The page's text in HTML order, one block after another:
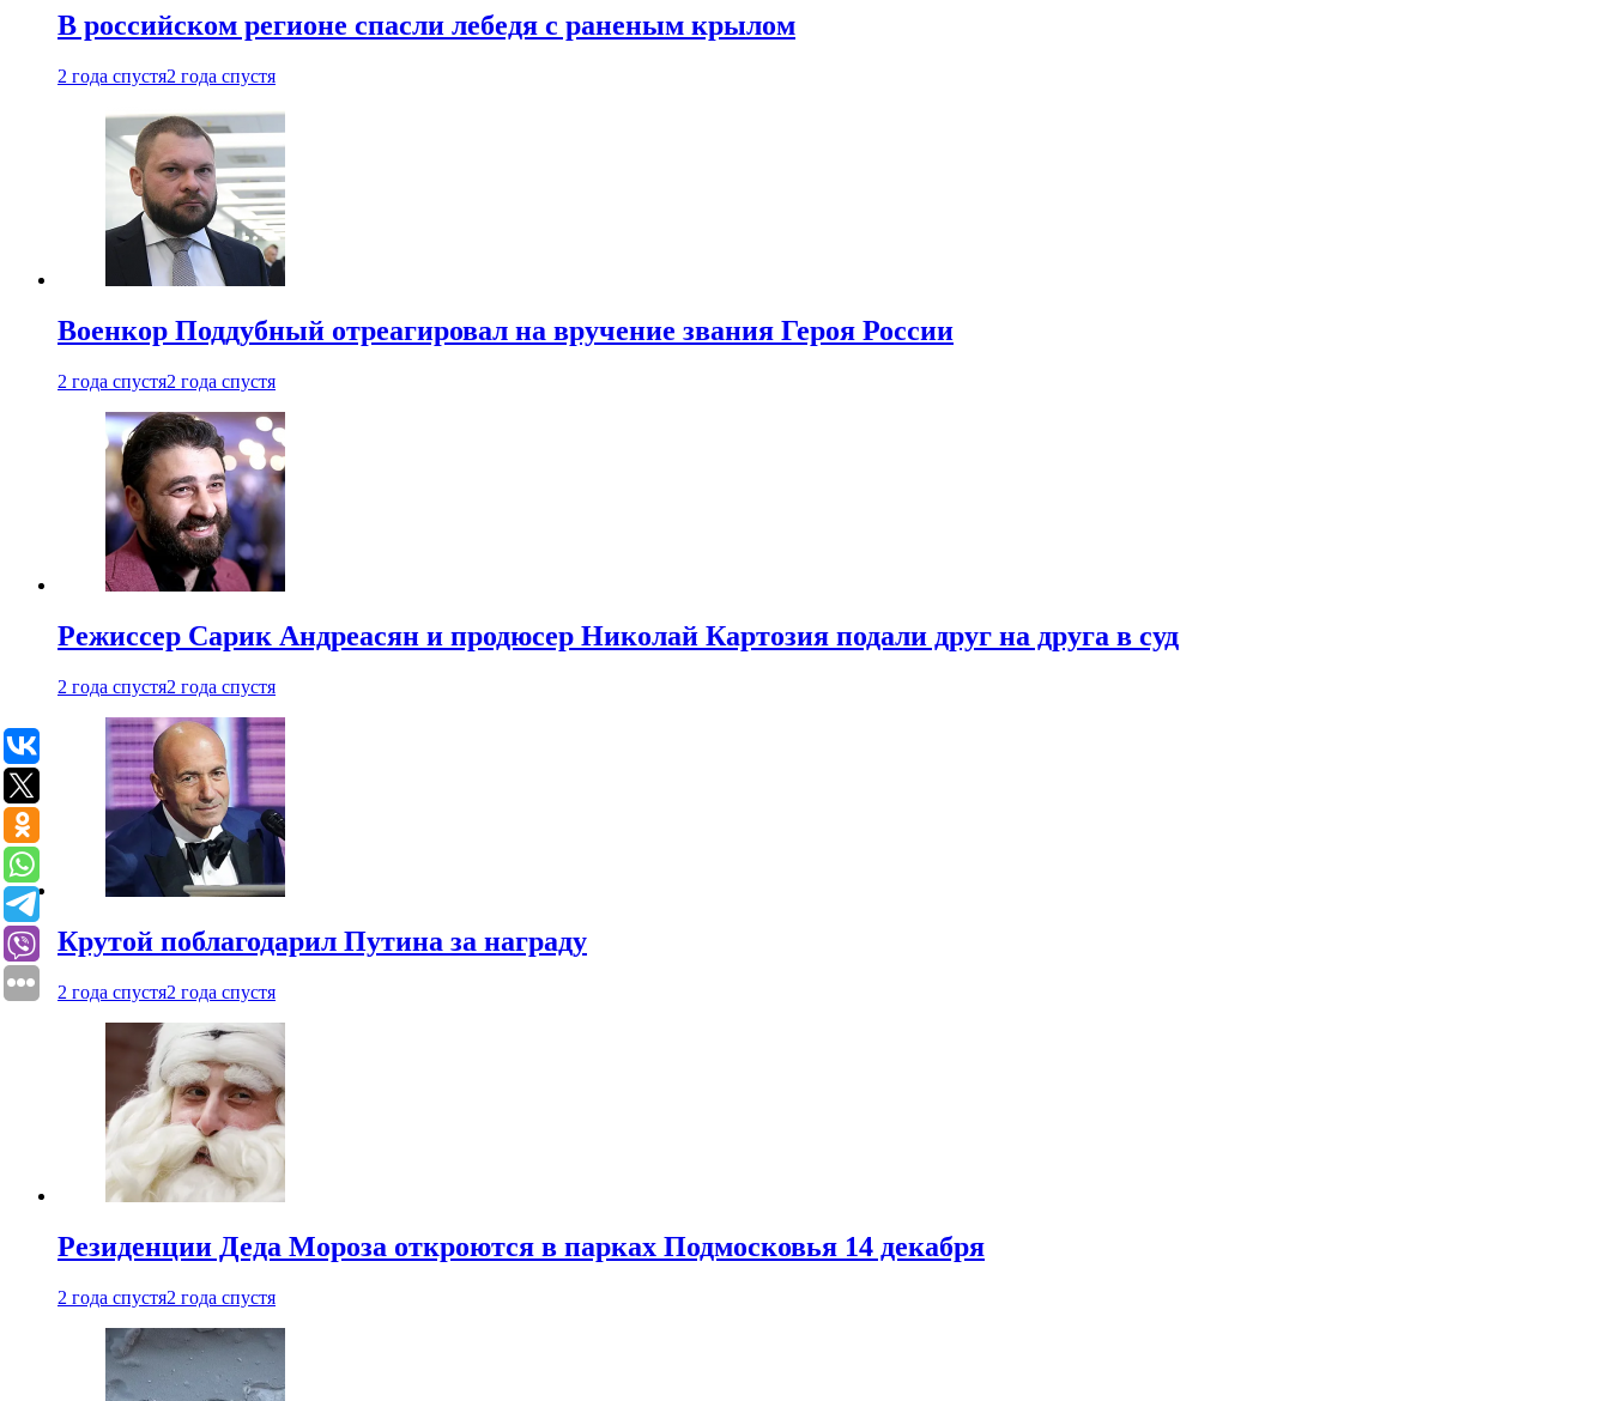
В российском регионе спасли лебедя с раненым крылом
2 года спустя2 года спустя
Военкор Поддубный отреагировал на вручение звания Героя России
2 года спустя2 года спустя
Режиссер Сарик Андреасян и продюсер Николай Картозия подали друг на друга в суд
2 года спустя2 года спустя
Крутой поблагодарил Путина за награду
2 года спустя2 года спустя
Резиденции Деда Мороза откроются в парках Подмосковья 14 декабря
2 года спустя2 года спустя